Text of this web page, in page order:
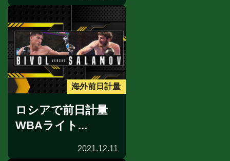
海外前日計量
ロシアで前日計量
WBAライト...
2021.12.11